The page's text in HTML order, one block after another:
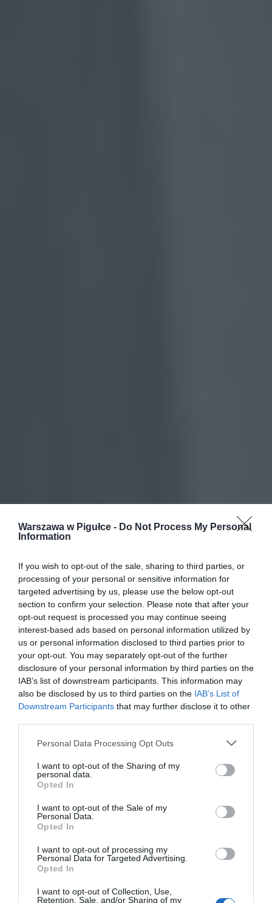
Warszawa w Pigułce - Do Not Process My Personal
Information
If you wish to opt-out of the sale, sharing to third parties, or
processing of your personal or sensitive information for
targeted advertising by us, please use the below opt-out
section to confirm your selection. Please note that after your
opt-out request is processed you may continue seeing
interest-based ads based on personal information utilized by
us or personal information disclosed to third parties prior to
your opt-out. You may separately opt-out of the further
disclosure of your personal information by third parties on the
IAB’s list of downstream participants. This information may
also be disclosed by us to third parties on the IAB’s List of
Downstream Participants that may further disclose it to other
Personal Data Processing Opt Outs
I want to opt-out of the Sharing of my
personal data.
Opted In
I want to opt-out of the Sale of my
Personal Data.
Opted In
I want to opt-out of processing my
Personal Data for Targeted Advertising.
Opted In
I want to opt-out of Collection, Use,
Retention, Sale, and/or Sharing of my